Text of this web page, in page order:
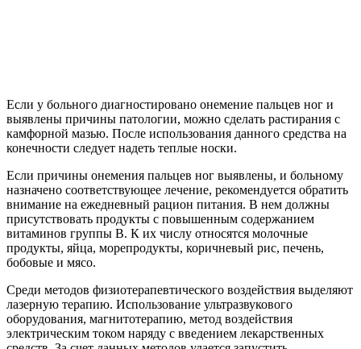
Если у больного диагностировано онемение пальцев ног и
выявлены причины патологии, можно сделать растирания с
камфорной мазью. После использования данного средства на
конечности следует надеть теплые носки.
Если причины онемения пальцев ног выявлены, и больному
назначено соответствующее лечение, рекомендуется обратить
внимание на ежедневный рацион питания. В нем должны
присутствовать продукты с повышенным содержанием
витаминов группы В. К их числу относятся молочные
продукты, яйца, морепродукты, коричневый рис, печень,
бобовые и мясо.
Среди методов физиотерапевтического воздействия выделяют
лазерную терапию. Использование ультразвукового
оборудования, магнитотерапию, метод воздействия
электрическим током наряду с введением лекарственных